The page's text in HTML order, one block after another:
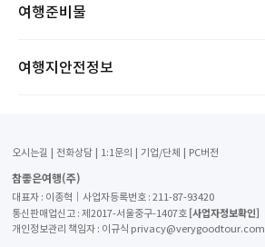
여행준비물
여행지안전정보
오시는길 전화상담 1:1문의 기업/단체 PC버전
참좋은여행(주)
대표자 : 이종혁│사업자등록번호 : 211-87-93420
통신판매업신고 : 제2017-서울중구-1407호 [사업자정보확인]
개인정보관리 책임자 : 이규식 privacy@verygoodtour.com